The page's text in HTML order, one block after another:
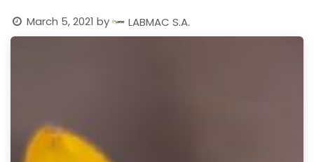
March 5, 2021 by LABMAC S.A.